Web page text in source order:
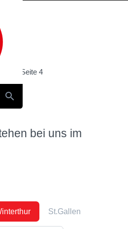
: Seite 4
bei uns im
St.Gallen